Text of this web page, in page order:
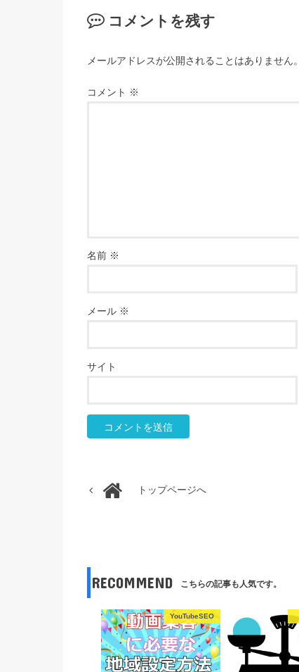
コメントを残す
メールアドレスが公開されることはありません。
コメント ※
名前 ※
メール ※
サイト
トップページへ
RECOMMEND こちらの記事も人気です。
YouTubeSEO